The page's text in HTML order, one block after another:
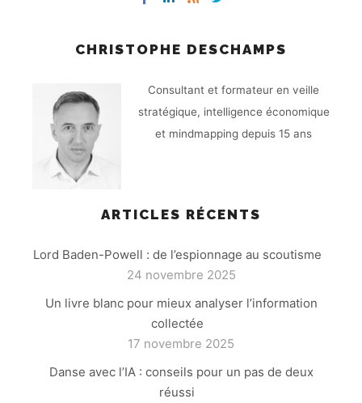
CHRISTOPHE DESCHAMPS
Consultant et formateur en veille
stratégique, intelligence économique
et mindmapping depuis 15 ans
ARTICLES RÉCENTS
Lord Baden-Powell : de l’espionnage au scoutisme
24 novembre 2025
Un livre blanc pour mieux analyser l’information
collectée
17 novembre 2025
Danse avec l’IA : conseils pour un pas de deux
réussi